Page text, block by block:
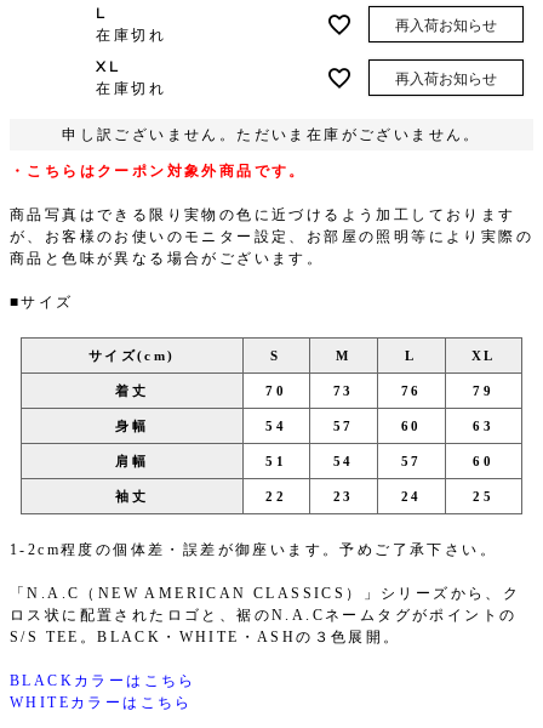
L
在庫切れ
再入荷お知らせ
XL
在庫切れ
再入荷お知らせ
申し訳ございません。ただいま在庫がございません。
・こちらはクーポン対象外商品です。
商品写真はできる限り実物の色に近づけるよう加工しております
が、お客様のお使いのモニター設定、お部屋の照明等により実際の
商品と色味が異なる場合がございます。
■サイズ
サイズ(cm) S M L XL
着丈 70 73 76 79
身幅 54 57 60 63
肩幅 51 54 57 60
袖丈 22 23 24 25
1-2cm程度の個体差・誤差が御座います。予めご了承下さい。
「N.A.C（NEW AMERICAN CLASSICS）」シリーズから、ク
ロス状に配置されたロゴと、裾のN.A.Cネームタグがポイントの
S/S TEE。BLACK・WHITE・ASHの３色展開。
BLACKカラーはこちら
WHITEカラーはこちら